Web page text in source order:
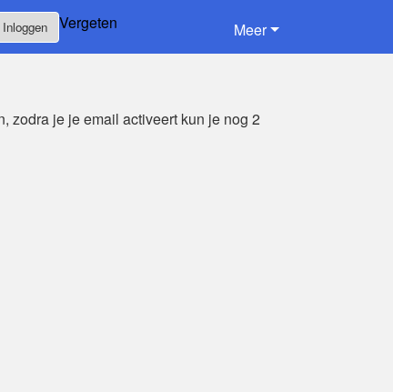
Inloggen Vergeten Meer
zodra je je email activeert kun je nog 2